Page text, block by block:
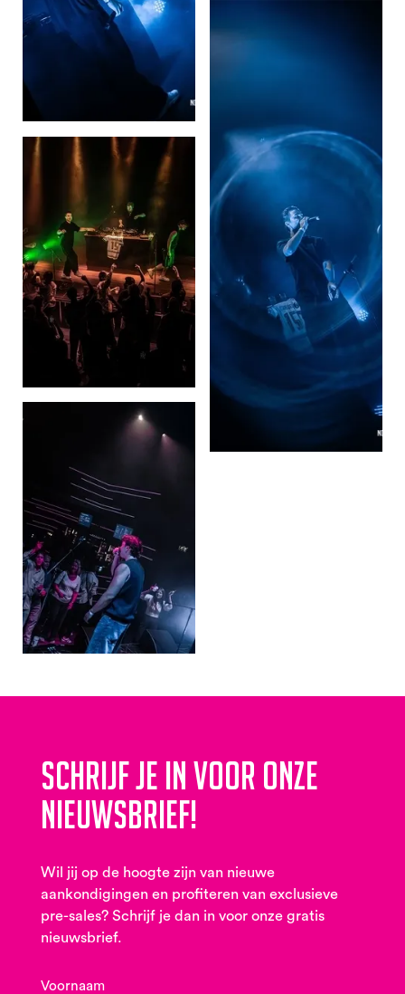
Schrijf je in voor onze
nieuwsbrief!
Wil jij op de hoogte zijn van nieuwe
aankondigingen en profiteren van exclusieve
pre-sales? Schrijf je dan in voor onze gratis
nieuwsbrief.
Voornaam